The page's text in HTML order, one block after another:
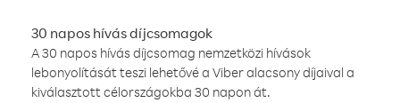
30 napos hívás díjcsomagok
A 30 napos hívás díjcsomag nemzetközi hívások
lebonyolítását teszi lehetővé a Viber alacsony díjaival a
kiválasztott célországokba 30 napon át.